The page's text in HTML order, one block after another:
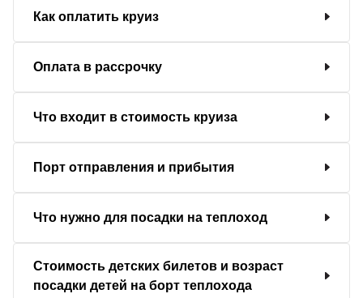
Как оплатить круиз
Оплата в рассрочку
Что входит в стоимость круиза
Порт отправления и прибытия
Что нужно для посадки на теплоход
Стоимость детских билетов и возраст
посадки детей на борт теплохода